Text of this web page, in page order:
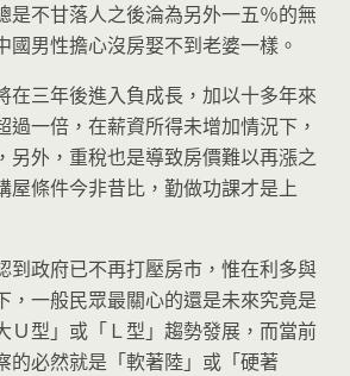
是不甘落人之後淪為另外一五％的無
國男性擔心沒房娶不到老婆一樣。
在三年後進入負成長，加以十多年來
過一倍，在薪資所得未增加情況下，
另外，重稅也是導致房價難以再漲之
屋條件今非昔比，勤做功課才是上
到政府已不再打壓房市，惟在利多與
，一般民眾最關心的還是未來究竟是
Ｕ型」或「Ｌ型」趨勢發展，而當前
的必然就是「軟著陸」或「硬著